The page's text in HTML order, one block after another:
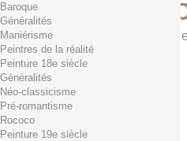
Première
Panier (vide)
Aucun produit
0,01€ dès 29€ d'achat
0,00 € Total
Commander
Baroque
Généralités
Maniérisme
Peintres de la réalité
Peinture 18e siècle
Généralités
Néo-classicisme
Pré-romantisme
Rococo
Peinture 19e siècle